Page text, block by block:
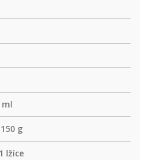
ml
150 g
1 lžíce